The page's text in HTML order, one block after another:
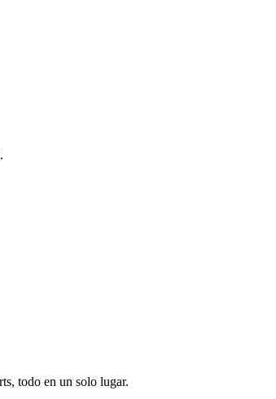
todo en un solo lugar.